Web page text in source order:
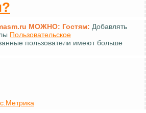
МОЖНО: Гостям: Добавлять
Пользовательское
пользователи имеют больше